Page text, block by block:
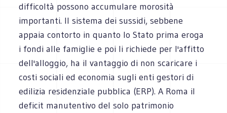
difficoltà possono accumulare morosità
importanti. Il sistema dei sussidi, sebbene
appaia contorto in quanto lo Stato prima eroga
i fondi alle famiglie e poi li richiede per l'affitto
dell'alloggio, ha il vantaggio di non scaricare i
costi sociali ed economia sugli enti gestori di
edilizia residenziale pubblica (ERP). A Roma il
deficit manutentivo del solo patrimonio